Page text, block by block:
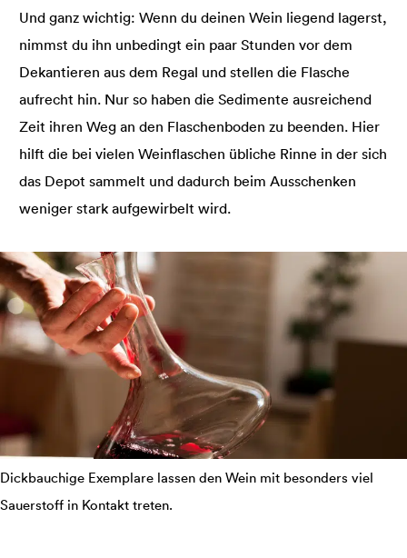
Und ganz wichtig: Wenn du deinen Wein liegend lagerst,
nimmst du ihn unbedingt ein paar Stunden vor dem
Dekantieren aus dem Regal und stellen die Flasche
aufrecht hin. Nur so haben die Sedimente ausreichend
Zeit ihren Weg an den Flaschenboden zu beenden. Hier
hilft die bei vielen Weinflaschen übliche Rinne in der sich
das Depot sammelt und dadurch beim Ausschenken
weniger stark aufgewirbelt wird.
Dickbauchige Exemplare lassen den Wein mit besonders viel
Sauerstoff in Kontakt treten.